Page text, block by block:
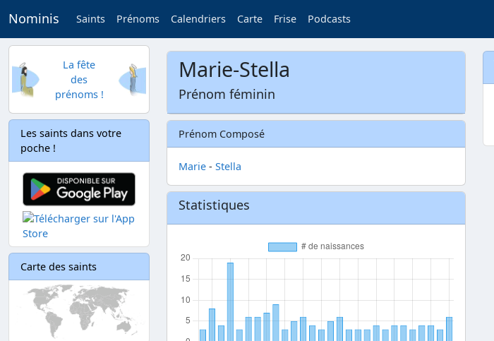
Nominis Saints Prénoms Calendriers Carte Frise Podcasts
La fête
des
prénoms !
Les saints dans votre
poche !
Carte des saints
Marie-Stella
Prénom féminin
Prénom Composé
Marie - Stella
Statistiques